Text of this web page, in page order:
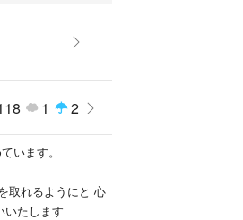
1 2
います。
取れるようにと 心
いたします